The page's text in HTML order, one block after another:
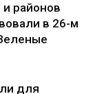
районов
в 26-м
для